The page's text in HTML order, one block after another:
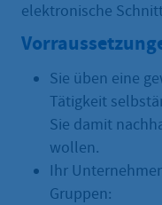
elektronische
Sie üben eine
Tätigkeit
Sie damit
wollen.
Ihr
Gruppen: